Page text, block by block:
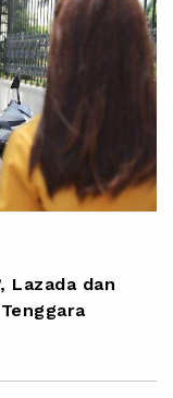
Lazada dan